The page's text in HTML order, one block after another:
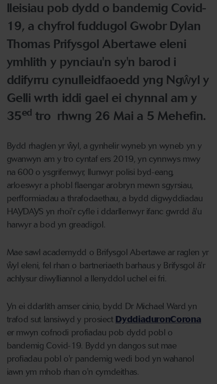
lleisiau pob dydd o bandemig Covid-
19, a chyfrol fuddugol Gwobr Dylan
Thomas Prifysgol Abertawe eleni
ymhlith y pynciau'n sy'n barod i
ddifyrru cynulleidfaoedd yng Ngŵyl y
Gelli wrth iddi gael ei chynnal am y
35ed tro rhwng 26 Mai a 5 Mehefin.
Bydd rhaglen yr ŵyl, a gynhelir wyneb yn wyneb yn y
gwanwyn am y tro cyntaf ers 2019, yn cynnwys mwy
na 600 o ysgrifenwyr, llunwyr polisi byd-eang,
arloeswyr a phobl flaengar arobryn mewn sgyrsiau,
perfformiadau a thrafodaethau, a bydd digwyddiadau
HAYDAYS yn rhoi'r cyfle i ddarllenwyr ifanc gwrdd â'u
harwyr a bod yn greadigol.
Mae sawl academydd o Brifysgol Abertawe ar raglen yr
ŵyl eleni, fel rhan o bartneriaeth barhaus y Brifysgol â'r
achlysur diwylliannol a llenyddol uchel ei fri.
Yn ei ddarlith amser cinio, bydd Dr Michael Ward yn
trafod sut lansiwyd y prosiect DyddiaduronCorona
er mwyn cofnodi profiadau pob dydd pobl o
bandemig Covid-19. Bydd yn dangos sut mae
profiadau pobl o'r pandemig wedi bod yn wahanol
iawn ym mhob rhan o'n cymdeithas.